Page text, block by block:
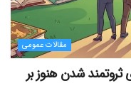
مقالات عمومی
ثروتمند شدن هنوز بر